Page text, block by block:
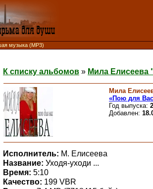
музыка (MP3)
К списку альбомов » Мила
Мила
«Пою для
Год выпуска:
Добавлен:
Исполнитель: М. Елисеева
Название: Уходя-уходи ...
Время: 5:10
Качество: 199 VBR